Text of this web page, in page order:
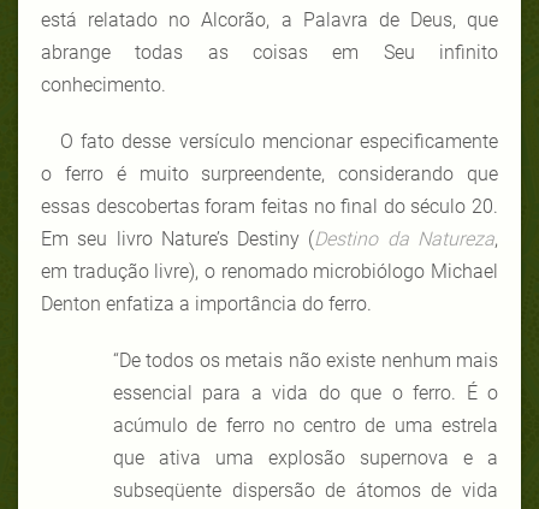
está relatado no Alcorão, a Palavra de Deus, que
abrange todas as coisas em Seu infinito
conhecimento.
O fato desse versículo mencionar especificamente
o ferro é muito surpreendente, considerando que
essas descobertas foram feitas no final do século 20.
Em seu livro Nature’s Destiny (Destino da Natureza,
em tradução livre), o renomado microbiólogo Michael
Denton enfatiza a importância do ferro.
“De todos os metais não existe nenhum mais
essencial para a vida do que o ferro. É o
acúmulo de ferro no centro de uma estrela
que ativa uma explosão supernova e a
subseqüente dispersão de átomos de vida